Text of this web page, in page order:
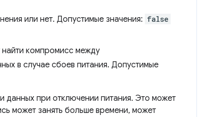
или нет. Допустимые значения: false
найти компромисс между
в случае сбоев питания. Допустимые
данных при отключении питания. Это может
может занять больше времени, может